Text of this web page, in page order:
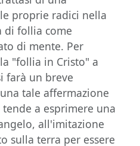
proprie radici nella
di follia come
di mente. Per
"follia in Cristo" a
farà un breve
tale affermazione
a esprimere una
all'imitazione
sulla terra per essere